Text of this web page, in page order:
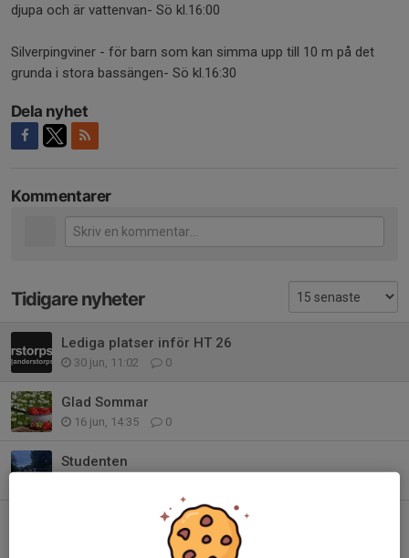
djupa och är vattenvan- Sö kl.16:00
Silverpingviner - för barn som kan simma upp till 10 m på det
grunda i stora bassängen- Sö kl.16:30
Dela nyhet
Kommentarer
Tidigare nyheter
Lediga platser inför HT 26
30 jun, 11:02 0
Glad Sommar
16 jun, 14:35 0
Studenten
0